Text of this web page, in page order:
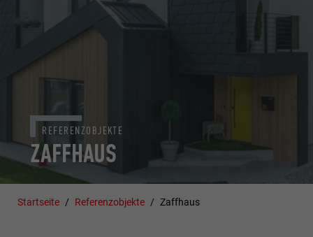
ZAFFHAUS
REFERENZOBJEKTE
Startseite Referenzobjekte Zaffhaus